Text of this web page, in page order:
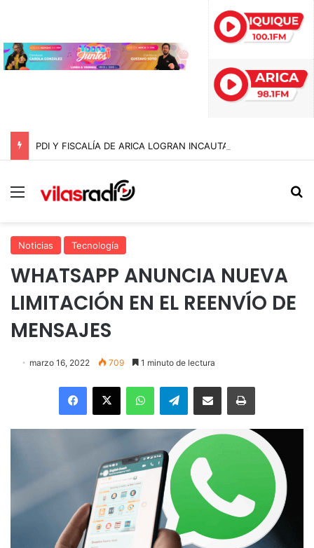
Menú
Noticias Tecnología
WHATSAPP ANUNCIA NUEVA
LIMITACIÓN EN EL REENVÍO DE
MENSAJES
marzo 16, 2022 709 1 minuto de lectura
Facebook
X WhatsAppTelegramEnviar vía email Imprimir